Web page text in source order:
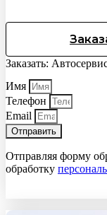
Заказать:
Имя
Телефон
Email
Отправить
Отправляя форму
обработку